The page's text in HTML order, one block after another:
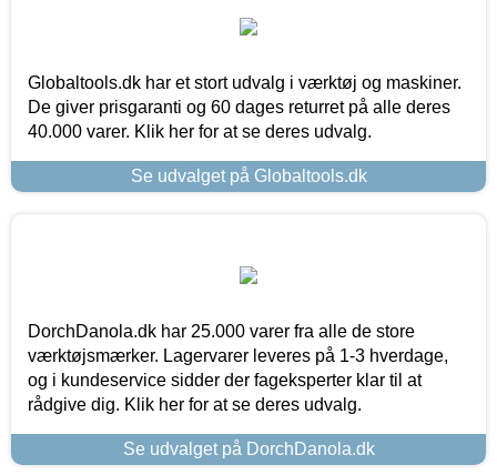
Globaltools.dk har et stort udvalg i værktøj og maskiner.
De giver prisgaranti og 60 dages returret på alle deres
40.000 varer. Klik her for at se deres udvalg.
Se udvalget på Globaltools.dk
DorchDanola.dk har 25.000 varer fra alle de store
værktøjsmærker. Lagervarer leveres på 1-3 hverdage,
og i kundeservice sidder der fageksperter klar til at
rådgive dig. Klik her for at se deres udvalg.
Se udvalget på DorchDanola.dk